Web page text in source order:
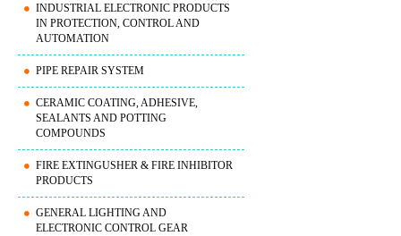
INDUSTRIAL ELECTRONIC PRODUCTS
IN PROTECTION, CONTROL AND
AUTOMATION
PIPE REPAIR SYSTEM
CERAMIC COATING, ADHESIVE,
SEALANTS AND POTTING
COMPOUNDS
FIRE EXTINGUSHER & FIRE INHIBITOR
PRODUCTS
GENERAL LIGHTING AND
ELECTRONIC CONTROL GEAR